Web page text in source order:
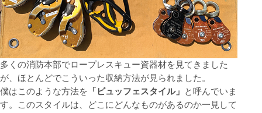
多くの消防本部でロープレスキュー資器材を見てきました
が、ほとんどでこういった収納方法が見られました。
僕はこのような方法を 「ビュッフェスタイル」
と呼んでいま
す。このスタイルは、どこにどんなものがあるのか一見して